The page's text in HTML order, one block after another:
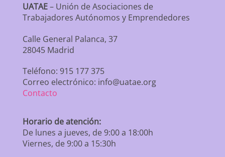
UATAE– Unión de Asociaciones de
Trabajadores Autónomos y Emprendedores
Calle General Palanca, 37
28045 Madrid
Teléfono: 915 177 375
Correo electrónico: info@uatae.org
Contacto
Horario de atención:
De lunes a jueves, de 9:00 a 18:00h
Viernes, de 9:00 a 15:30h